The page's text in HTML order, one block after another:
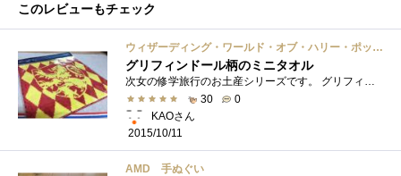
このレビューもチェック
ウィザーディング・ワールド・オブ・ハリー・ポッター ダービシュ・アンド・バングズ ジャガードミニタオル(ハンドタオル) グリフィンドール
グリフィンドール柄のミニタオル
次女の修学旅行のお土産シリーズです。 グリフィンドール柄のミニタオルです。長女とお揃いでもらいました。厚手のタオルハンカチです。表は...
30
0
KAOさん
2015/10/11
AMD 手ぬぐい